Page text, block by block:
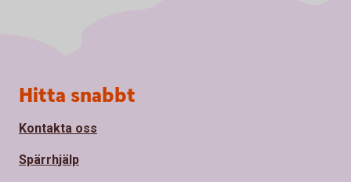
Sidfot
Hitta snabbt
Kontakta oss
Spärrhjälp